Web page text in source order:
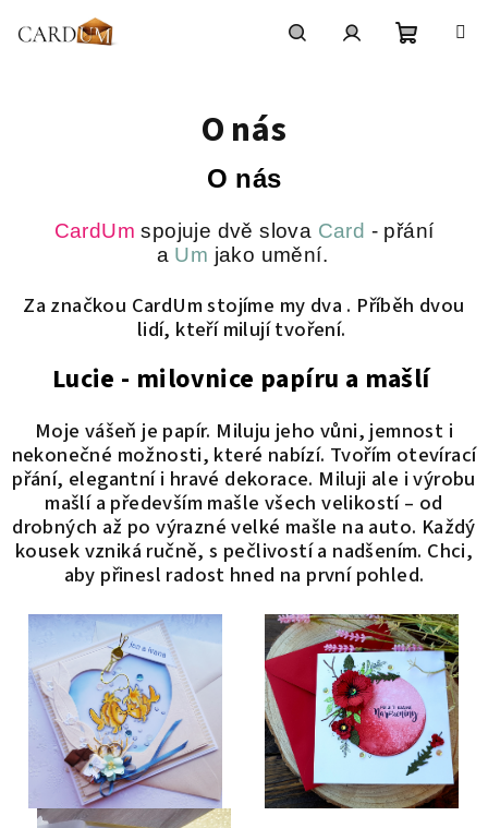
O nás
O nás
CardUm spojuje dvě slova Card - přání
a Um jako umění.
Za značkou CardUm stojíme my dva . Příběh dvou
lidí, kteří milují tvoření.
Lucie - milovnice papíru a mašlí
Moje vášeň je papír. Miluju jeho vůni, jemnost i
nekonečné možnosti, které nabízí. Tvořím otevírací
přání, elegantní i hravé dekorace. Miluji ale i výrobu
mašlí a především mašle všech velikostí – od
drobných až po výrazné velké mašle na auto. Každý
kousek vzniká ručně, s pečlivostí a nadšením. Chci,
aby přinesl radost hned na první pohled.